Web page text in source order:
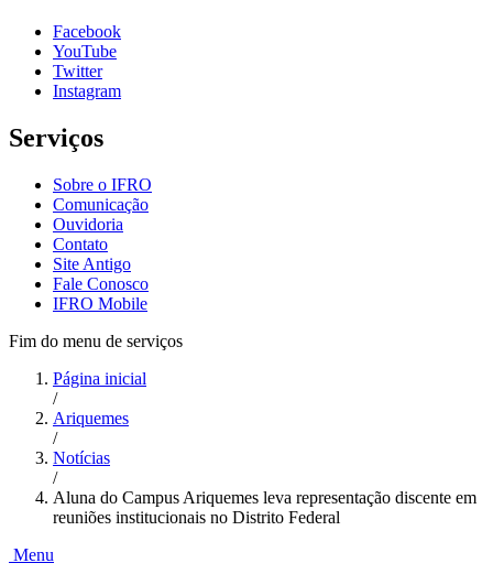
Facebook
YouTube
Twitter
Instagram
Serviços
Sobre o IFRO
Comunicação
Ouvidoria
Contato
Site Antigo
Fale Conosco
IFRO Mobile
Fim do menu de serviços
Página inicial
/
Ariquemes
/
Notícias
/
Aluna do Campus Ariquemes leva representação discente em
reuniões institucionais no Distrito Federal
Menu